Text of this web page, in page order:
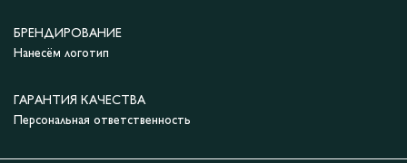
БРЕНДИРОВАНИЕ
Нанесём логотип
ГАРАНТИЯ КАЧЕСТВА
Персональная ответственность